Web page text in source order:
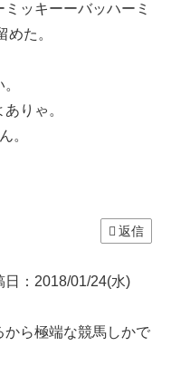
ッキーーバッハーミ
た。
りゃ。
。
返信
日：2018/01/24(水)
から極端な競馬しかで